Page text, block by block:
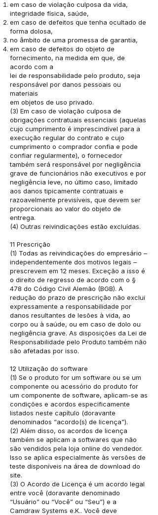
em caso de violação culposa da vida,
integridade física, saúde,
em caso de defeitos que tenha ocultado de
forma dolosa,
no âmbito de uma promessa de garantia,
em caso de defeitos do objeto de
fornecimento, na medida em que, de
acordo com a
lei de responsabilidade pelo produto, seja
responsável por danos pessoais ou
materiais
em objetos de uso privado.
(3) Em caso de violação culposa de
obrigações contratuais essenciais (aquelas
cujo cumprimento é imprescindível para a
execução regular do contrato e cujo
cumprimento o comprador confia e pode
confiar regularmente), o fornecedor
também será responsável por negligência
grave de funcionários não executivos e por
negligência leve, no último caso, limitado
aos danos tipicamente contratuais e
razoavelmente previsíveis, que devem ser
proporcionais ao valor do objeto de
entrega.
(4) Outras reivindicações estão excluídas.
11 Prescrição
(1) Todas as reivindicações do empresário –
independentemente dos motivos legais –
prescrevem em 12 meses. Exceção a isso é
o direito de regresso de acordo com o §
478 do Código Civil Alemão (BGB). A
redução do prazo de prescrição não exclui
expressamente a responsabilidade por
danos resultantes de lesões à vida, ao
corpo ou à saúde, ou em caso de dolo ou
negligência grave. As disposições da Lei de
Responsabilidade pelo Produto também não
são afetadas por isso.
12 Utilização do software
(1) Se o produto for um software ou se um
componente ou acessório do produto for
um componente de software, aplicam-se as
condições e acordos especificamente
listados neste capítulo (doravante
denominados “acordo(s) de licença”).
(2) Além disso, os acordos de licença
também se aplicam a softwares que não
são vendidos pela loja online do vendedor.
Isso se aplica especialmente às versões de
teste disponíveis na área de download do
site.
(3) O Acordo de Licença é um acordo legal
entre você (doravante denominado
“Usuário” ou “Você” ou “Seu”) e a
Camdraw Systems e.K.. Você deve